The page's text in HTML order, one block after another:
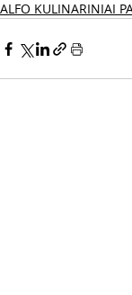
ALFO KULINARINIAI